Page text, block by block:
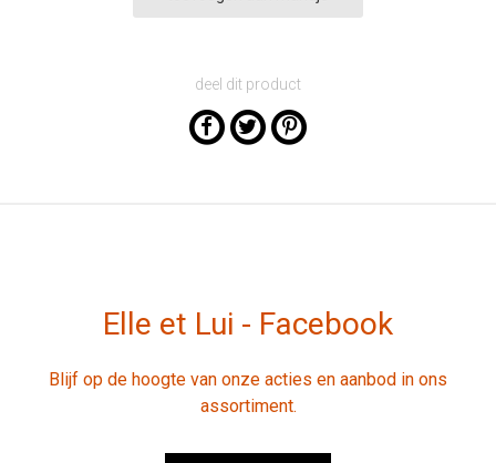
deel dit product
Elle et Lui - Facebook
Blijf op de hoogte van onze acties en aanbod in ons
assortiment.